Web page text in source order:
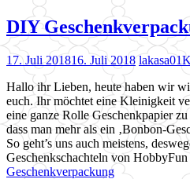
DIY
17. Juli 201816. Juli 2018 lakasa01
Hallo ihr Lieben, heute haben wir
euch. Ihr möchtet eine Kleinigkeit
eine ganze Rolle Geschenkpapier
dass man mehr als ein ‚Bonbon-
So geht’s uns auch meistens,
Geschenkschachteln von
Geschenkverpackung